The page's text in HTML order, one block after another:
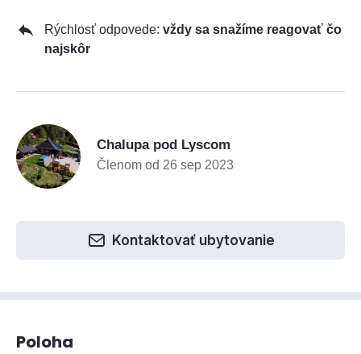
Rýchlosť odpovede: vždy sa snažíme reagovať čo
najskôr
C Chalupa pod Lyscom
Členom od 26 sep 2023
Kontaktovať ubytovanie
Poloha